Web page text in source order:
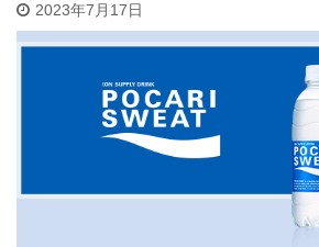
2023年7月17日